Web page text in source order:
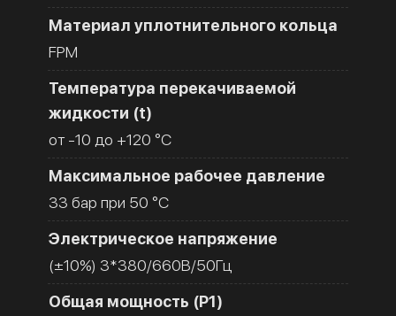
Материал уплотнительного кольца
FPM
Температура перекачиваемой
жидкости (t)
от -10 до +120 °C
Максимальное рабочее давление
33 бар при 50 °C
Электрическое напряжение
(±10%) 3*380/660В/50Гц
Общая мощность (Р1)